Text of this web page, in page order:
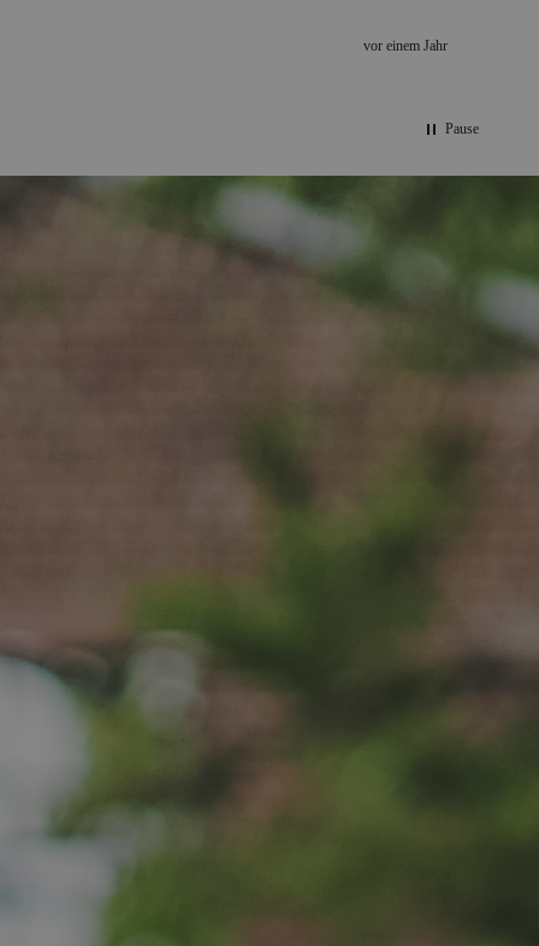
vor einem Jahr
Pause